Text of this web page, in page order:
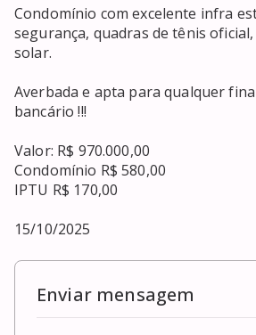
Condomínio com excelente infra
segurança, quadras de tênis
solar.
Averbada e apta para qualquer
bancário !!!
Valor: R$ 970.000,00
Condomínio R$ 580,00
IPTU R$ 170,00
15/10/2025
Enviar mensagem